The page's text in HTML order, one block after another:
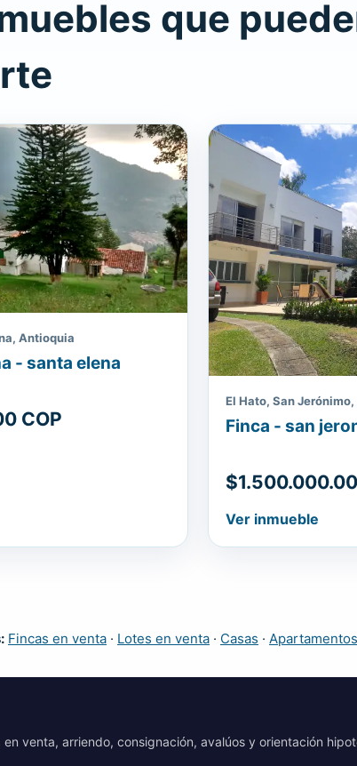
que
Antioquia
- santa elena
COP
El Hato, San
Finca - san
Ver inmueble
Fincas en venta · Lotes en venta · Casas · Apartamentos
venta, arriendo, consignación, avalúos y orientación